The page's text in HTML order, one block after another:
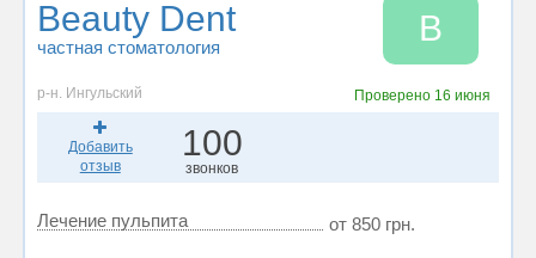
Beauty Dent
частная стоматология B
р-н. Ингульский Проверено 16 июня
Добавить
отзыв
100
звонков
Лечение пульпита от 850 грн.